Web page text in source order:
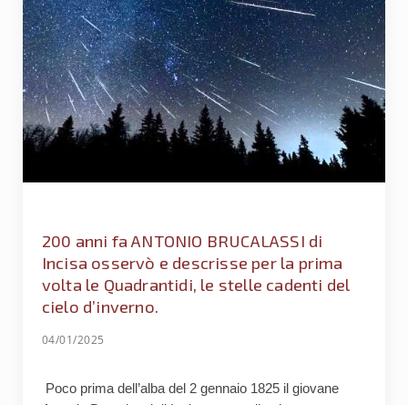
200 anni fa ANTONIO BRUCALASSI di
Incisa osservò e descrisse per la prima
volta le Quadrantidi, le stelle cadenti del
cielo d’inverno.
04/01/2025
Poco prima dell’alba del 2 gennaio 1825 il giovane